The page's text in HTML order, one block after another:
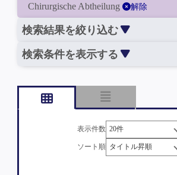
Chirurgische Abtheilung
解除
検索結果を絞り込む
検索条件を表示する
表示件数
ソート順